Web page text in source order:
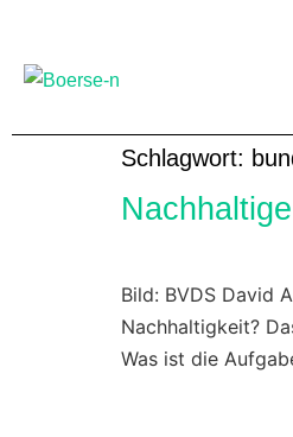
Schlagwort:
Bild: BVDS David
Nachhaltigkeit?
Was ist die